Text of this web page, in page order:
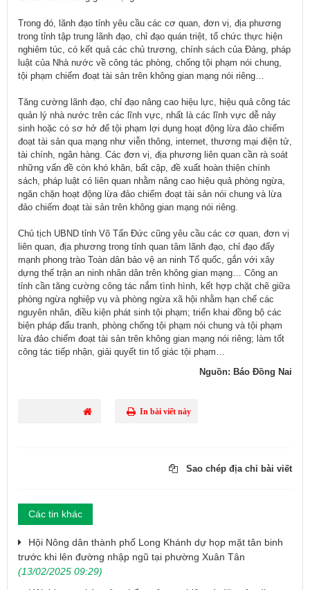
Trong đó, lãnh đạo tỉnh yêu cầu các cơ quan, đơn vị, địa phương
trong tỉnh tập trung lãnh đạo, chỉ đạo quán triệt, tổ chức thực hiện
nghiêm túc, có kết quả các chủ trương, chính sách của Đảng, pháp
luật của Nhà nước về công tác phòng, chống tội phạm nói chung,
tội phạm chiếm đoạt tài sản trên không gian mạng nói riêng…
Tăng cường lãnh đạo, chỉ đạo nâng cao hiệu lực, hiệu quả công tác
quản lý nhà nước trên các lĩnh vực, nhất là các lĩnh vực dễ nảy
sinh hoặc có sơ hở để tội phạm lợi dụng hoạt động lừa đảo chiếm
đoạt tài sản qua mạng như viễn thông, internet, thương mại điện tử,
tài chính, ngân hàng. Các đơn vị, địa phương liên quan cần rà soát
những vấn đề còn khó khăn, bất cập, đề xuất hoàn thiện chính
sách, pháp luật có liên quan nhằm nâng cao hiệu quả phòng ngừa,
ngăn chặn hoạt động lừa đảo chiếm đoạt tài sản nói chung và lừa
đảo chiếm đoạt tài sản trên không gian mạng nói riêng.
Chủ tịch UBND tỉnh Võ Tấn Đức cũng yêu cầu các cơ quan, đơn vị
liên quan, địa phương trong tỉnh quan tâm lãnh đạo, chỉ đạo đẩy
mạnh phong trào Toàn dân bảo vệ an ninh Tổ quốc, gắn với xây
dựng thế trận an ninh nhân dân trên không gian mạng… Công an
tỉnh cần tăng cường công tác nắm tình hình, kết hợp chặt chẽ giữa
phòng ngừa nghiệp vụ và phòng ngừa xã hội nhằm hạn chế các
nguyên nhân, điều kiện phát sinh tội phạm; triển khai đồng bộ các
biện pháp đấu tranh, phòng chống tội phạm nói chung và tội phạm
lừa đảo chiếm đoạt tài sản trên không gian mạng nói riêng; làm tốt
công tác tiếp nhận, giải quyết tin tố giác tội phạm…
Nguồn: Báo Đồng Nai
In bài viết này
Sao chép địa chỉ bài viết
Các tin khác
Hội Nông dân thành phố Long Khánh dự họp mặt tân binh
trước khi lên đường nhập ngũ tại phường Xuân Tân
(13/02/2025 09:29)